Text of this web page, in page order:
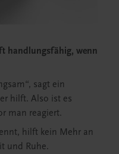
handlungsfähig, wenn
sagt ein
hilft. Also ist es
man reagiert.
hilft kein Mehr an
und Ruhe.